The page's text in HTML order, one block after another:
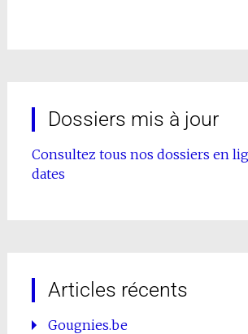
Dossiers mis à jour
Consultez tous nos dossiers en
dates
Articles récents
Gougnies.be